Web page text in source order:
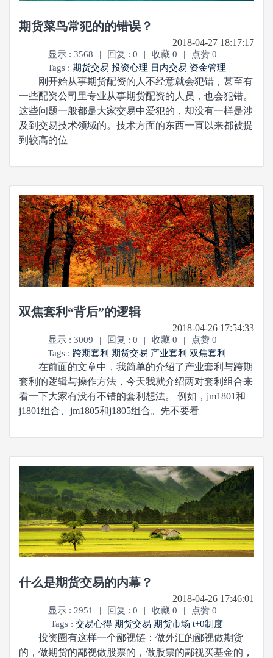
期货菜鸟常犯的的错误？
2018-04-27 18:17:17
显示 : 3568 | 回复 : 0 | 收藏 0 | 点赞 0
|
Tags : 期货交易 投资心理 日内交易 资金管理
刚开始从事期货配资的人不经意就会犯错，甚至有
一些配资公司里专业从事期货配资的人员，也会犯错。
这些问题一般都是大家交易中爱犯的，却没有一样是涉
及到交易技术领域的。技术方面的东西一直以来都被提
到较高的位
双焦套利“背后”的逻辑
2018-04-26 17:54:33
显示 : 3009 | 回复 : 0 | 收藏 0 | 点赞 0
|
Tags : 跨期套利 期货交易 产业套利 双焦套利
在前面的文章中，我简单的介绍了产业套利与跨期
套利的逻辑与操作方法，今天我就介绍两对套利组合来
看一下大家有没有不错的套利想法。 例如，jm1801和
j1801组合、jm1805和j1805组合。先不要看
什么是期货交易的内幕？
2018-04-26 17:46:01
显示 : 2951 | 回复 : 0 | 收藏 0 | 点赞 0
|
Tags : 交易心得 期货交易 期货市场 t+0制度
投资圈有这样一个鄙视链：做外汇的鄙视做期货
的，做期货的鄙视做股票的，做股票的鄙视买基金的，